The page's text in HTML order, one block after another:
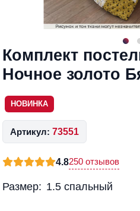
Комплект
Ночное золото
НОВИНКА
Артикул: 73551
4.8250 отзывов
Размер: 1.5 спальный